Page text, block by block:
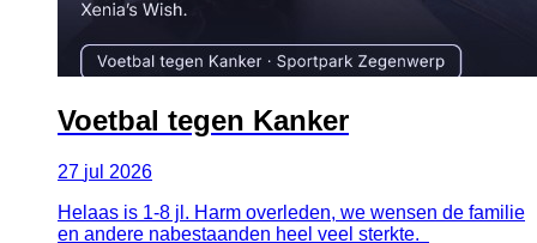
Voetbal tegen Kanker
27 jul 2026
Helaas is 1-8 jl. Harm overleden, we wensen de familie
en andere nabestaanden heel veel sterkte.